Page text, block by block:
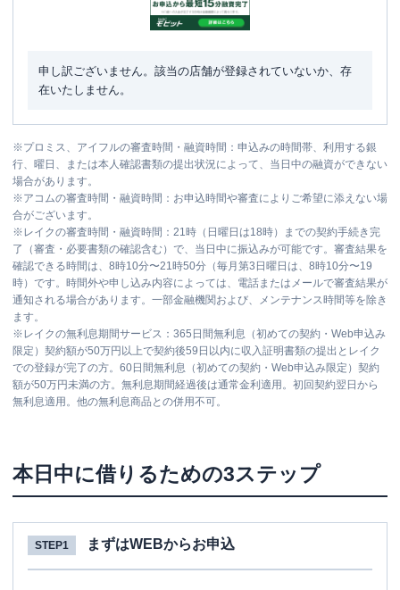
申し訳ございません。該当の店舗が登録されていないか、存
在いたしません。
※プロミス、アイフルの審査時間・融資時間：申込みの時間帯、利用する銀
行、曜日、または本人確認書類の提出状況によって、当日中の融資ができない
場合があります。
※アコムの審査時間・融資時間：お申込時間や審査によりご希望に添えない場
合がございます。
※ レイクの審査時間・融資時間：21時（日曜日は18時）までの契約手続き完
了（審査・必要書類の確認含む）で、当日中に振込みが可能です。審査結果を
確認できる時間は、8時10分〜21時50分（毎月第3日曜日は、8時10分〜19
時）です。時間外や申し込み内容によっては、電話またはメールで審査結果が
通知される場合があります。一部金融機関および、メンテナンス時間等を除き
ます。
※ レイクの無利息期間サービス：365日間無利息（初めての契約・Web申込み
限定）契約額が50万円以上で契約後59日以内に収入証明書類の提出とレイク
での登録が完了の方。60日間無利息（初めての契約・Web申込み限定）契約
額が50万円未満の方。無利息期間経過後は通常金利適用。初回契約翌日から
無利息適用。他の無利息商品との併用不可。
本日中に借りるための3ステップ
STEP1 まずはWEBからお申込